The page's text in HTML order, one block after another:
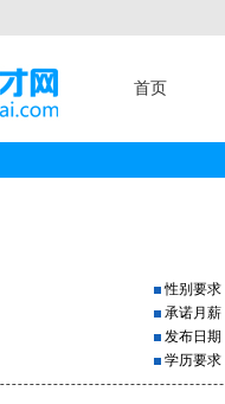
首页
性别要求
承诺月薪
发布日期
学历要求